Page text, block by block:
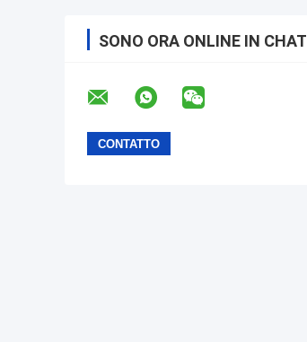
SONO ORA ONLINE IN CHAT